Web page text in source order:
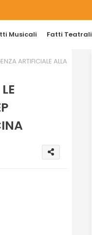
Musicali Fatti Teatrali
ARTIFICIALE ALLA